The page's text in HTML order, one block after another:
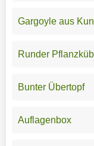
Gargoyle aus
Runder
Bunter Übertopf
Auflagenbox